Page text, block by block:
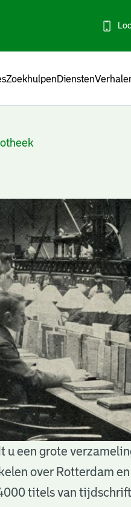
ZoekhulpenDiensten
een grote
over Rotterdam en
titels van